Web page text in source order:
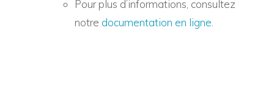
Pour plus d’informations, consultez
notre documentation en ligne